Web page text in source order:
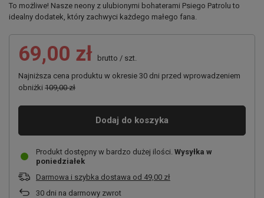
To możliwe! Nasze neony z ulubionymi bohaterami Psiego Patrolu to
idealny dodatek, który zachwyci każdego małego fana.
69,00 zł brutto / szt.
Najniższa cena produktu w okresie 30 dni przed wprowadzeniem
obniżki 109,00 zł
Dodaj do koszyka
Produkt dostępny w bardzo dużej ilości Wysyłka w
poniedziałek
Darmowa i szybka dostawa od 49,00 zł
30 dni na darmowy zwrot